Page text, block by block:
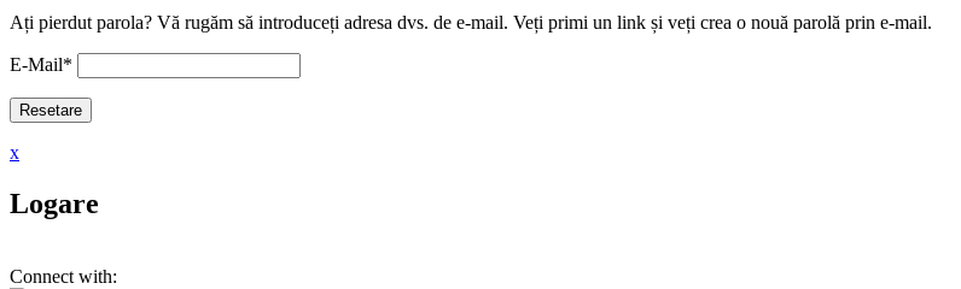
Ați pierdut parola? Vă rugăm să introduceți adresa dvs. de e-mail. Veți primi un link și veți crea o nouă parolă prin e-mail.
E-Mail*
x
Logare
Connect with: